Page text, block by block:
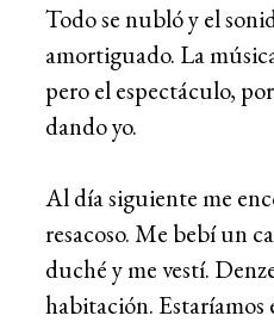
Todo se nubló y el
amortiguado. La
pero el espectáculo,
dando yo.
Al día siguiente me
resacoso. Me bebí un
duché y me vestí.
habitación.